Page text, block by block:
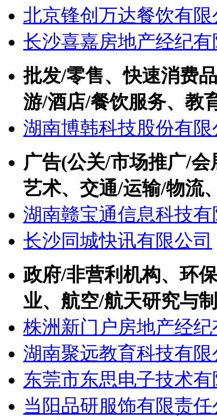
北京锋创万达餐饮有限
长沙喜嘉房地产经纪
批发/零售、快速消费
游/酒店/餐饮服务、教
湖南博韩科技股份有限
广告(公关/市场推广/
艺术、交通/运输/物流
湖南赣宝通信息科技
长沙同城快讯有限公司
政府/非营利机构、环
业、航空/航天研究与
株洲新门户房地产经
湖南聚远教育科技有限
东莞市东思电子技术
当阳品研服饰有限责